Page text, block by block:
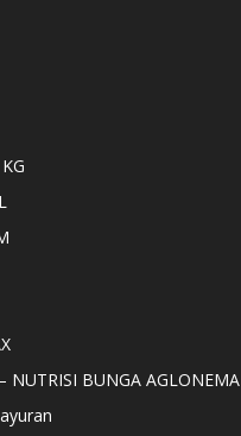
NUTRISI BUNGA AGLONEMA